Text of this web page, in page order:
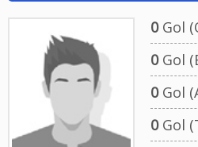
0Gol
0Gol
0Gol
0Gol